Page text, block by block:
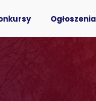
Ogłoszenia